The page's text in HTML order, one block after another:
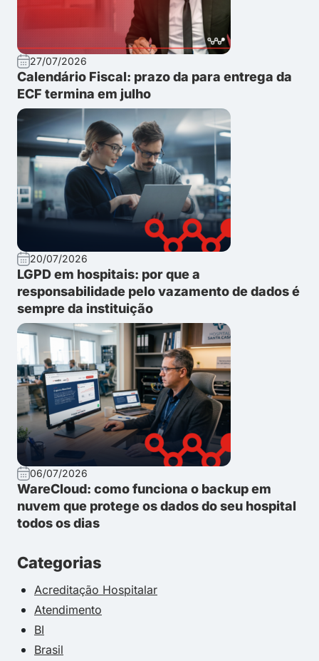
27/07/2026
Calendário Fiscal: prazo da para entrega da
ECF termina em julho
20/07/2026
LGPD em hospitais: por que a
responsabilidade pelo vazamento de dados é
sempre da instituição
06/07/2026
WareCloud: como funciona o backup em
nuvem que protege os dados do seu hospital
todos os dias
Categorias
Acreditação Hospitalar
Atendimento
BI
Brasil